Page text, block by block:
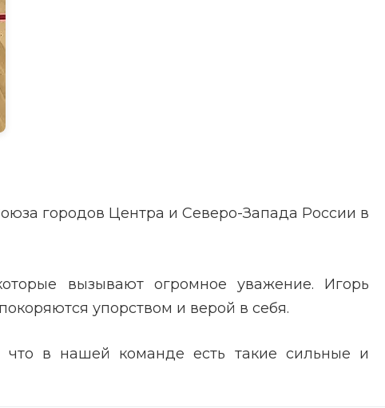
городов Центра и Северо-Запада России в
вызывают огромное уважение. Игорь
упорством и верой в себя.
в нашей команде есть такие сильные и